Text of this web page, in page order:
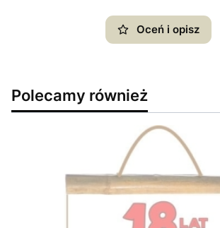
Oceń i opisz
Polecamy również